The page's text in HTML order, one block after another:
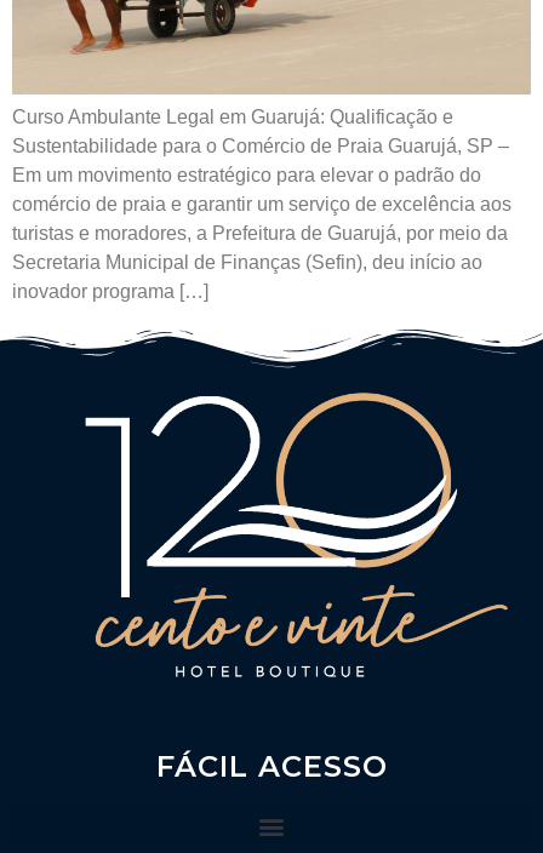
Curso Ambulante Legal em Guarujá: Qualificação e
Sustentabilidade para o Comércio de Praia Guarujá, SP –
Em um movimento estratégico para elevar o padrão do
comércio de praia e garantir um serviço de excelência aos
turistas e moradores, a Prefeitura de Guarujá, por meio da
Secretaria Municipal de Finanças (Sefin), deu início ao
inovador programa […]
FÁCIL ACESSO